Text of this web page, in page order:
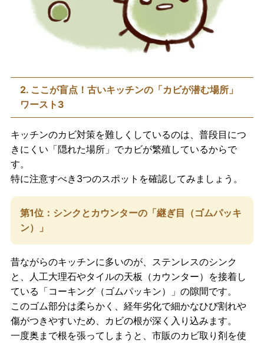
2. ここが盲点！古いキッチンの「カビが潜む場所」
ワースト3
キッチンのカビ対策を難しくしているのは、普段目につ
きにくい「隠れた場所」でカビが繁殖しているからで
す。
特に注意すべき3つのスポットを確認してみましょう。
第1位：シンクとカウンターの「継ぎ目（ゴムパッキ
ン）」
昔ながらのキッチンに多いのが、ステンレスのシンク
と、人工大理石やタイルの天板（カウンター）を接着し
ている「コーキング（ゴムパッキン）」の隙間です。
このゴム部分は柔らかく、経年劣化で細かなひび割れや
傷がつきやすいため、カビの根が深く入り込みます。
一度奥まで根を張ってしまうと、市販のカビ取り剤を使